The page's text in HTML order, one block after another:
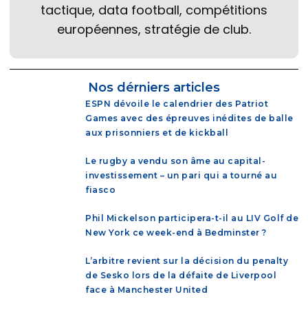
tactique, data football, compétitions
européennes, stratégie de club.
Nos dérniers articles
ESPN dévoile le calendrier des Patriot
Games avec des épreuves inédites de balle
aux prisonniers et de kickball
Le rugby a vendu son âme au capital-
investissement – un pari qui a tourné au
fiasco
Phil Mickelson participera-t-il au LIV Golf de
New York ce week-end à Bedminster ?
L’arbitre revient sur la décision du penalty
de Sesko lors de la défaite de Liverpool
face à Manchester United